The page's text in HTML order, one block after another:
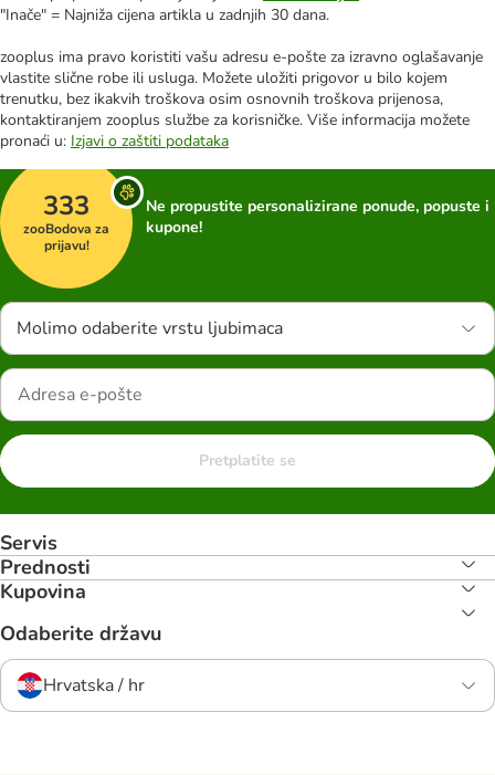
"Inače" = Najniža cijena artikla u zadnjih 30 dana.
zooplus ima pravo koristiti vašu adresu e-pošte za izravno oglašavanje
vlastite slične robe ili usluga. Možete uložiti prigovor u bilo kojem
trenutku, bez ikakvih troškova osim osnovnih troškova prijenosa,
kontaktiranjem zooplus službe za korisničke. Više informacija možete
pronaći u: Izjavi o zaštiti podataka
333
zooBodova za
prijavu!
Ne propustite personalizirane ponude, popuste i
kupone!
Molimo odaberite vrstu ljubimaca
Pretplatite se
Servis
Prednosti
Kupovina
Odaberite državu
Hrvatska / hr